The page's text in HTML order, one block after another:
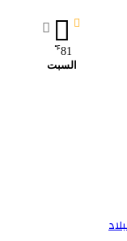
81
℉
السبت